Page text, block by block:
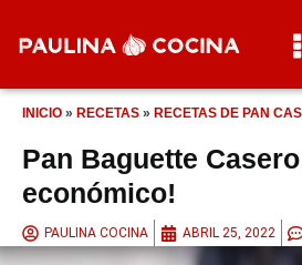
INICIO » RECETAS » RECETAS DE PAN
Pan Baguette
económico!
PAULINA COCINA ABRIL 25, 2022